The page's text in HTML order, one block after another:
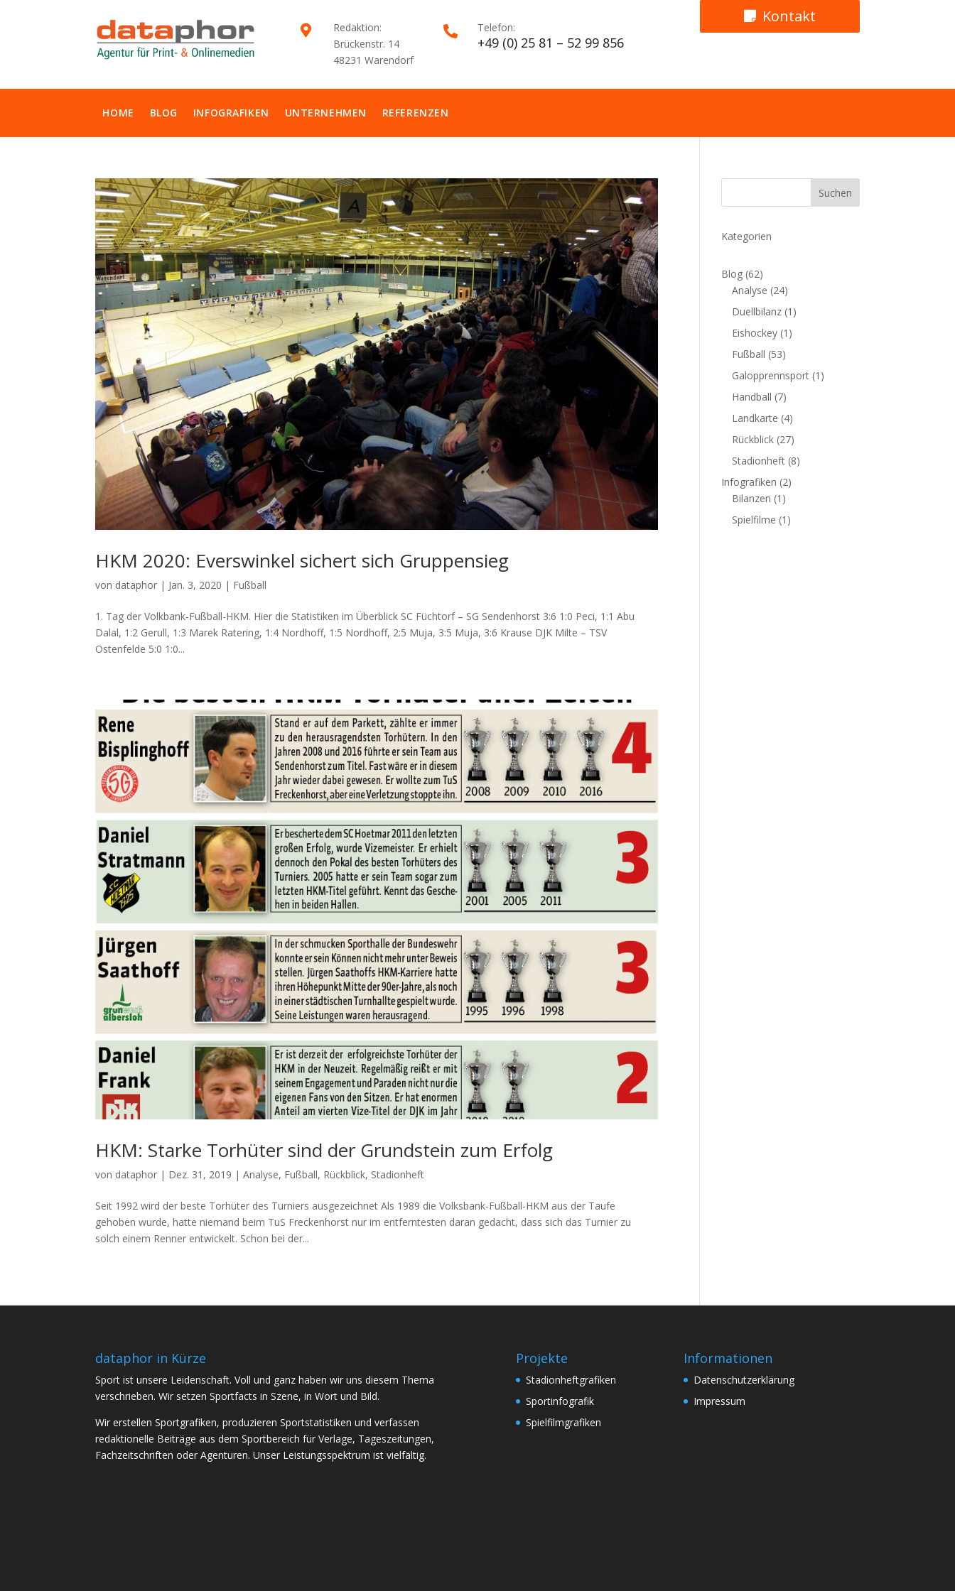

Redaktion:
Brückenstr. 14
48231 Warendorf
 Telefon:
+49 (0) 25 81 – 52 99 856
Kontakt
HOME BLOG INFOGRAFIKEN UNTERNEHMEN REFERENZEN
HKM 2020: Everswinkel sichert sich Gruppensieg
von dataphor | Jan. 3, 2020 | Fußball
1. Tag der Volkbank-Fußball-HKM. Hier die Statistiken im Überblick SC Füchtorf – SG Sendenhorst 3:6 1:0 Peci, 1:1 Abu
Dalal, 1:2 Gerull, 1:3 Marek Ratering, 1:4 Nordhoff, 1:5 Nordhoff, 2:5 Muja, 3:5 Muja, 3:6 Krause DJK Milte – TSV
Ostenfelde 5:0 1:0...
HKM: Starke Torhüter sind der Grundstein zum Erfolg
von dataphor | Dez. 31, 2019 |Analyse, Fußball, Rückblick, Stadionheft
Seit 1992 wird der beste Torhüter des Turniers ausgezeichnet Als 1989 die Volksbank-Fußball-HKM aus der Taufe
gehoben wurde, hatte niemand beim TuS Freckenhorst nur im entferntesten daran gedacht, dass sich das Turnier zu
solch einem Renner entwickelt. Schon bei der...
Suchen
Kategorien
Blog (62)
Analyse (24)
Duellbilanz (1)
Eishockey (1)
Fußball (53)
Galopprennsport (1)
Handball (7)
Landkarte (4)
Rückblick (27)
Stadionheft (8)
Infografiken (2)
Bilanzen (1)
Spielfilme (1)
dataphor in Kürze
Sport ist unsere Leidenschaft. Voll und ganz haben wir uns diesem Thema
verschrieben. Wir setzen Sportfacts in Szene, in Wort und Bild.
Wir erstellen Sportgrafiken, produzieren Sportstatistiken und verfassen
redaktionelle Beiträge aus dem Sportbereich für Verlage, Tageszeitungen,
Fachzeitschriften oder Agenturen. Unser Leistungsspektrum ist vielfältig.
Projekte
Stadionheftgrafiken
Sportinfografik
Spielfilmgrafiken
Informationen
Datenschutzerklärung
Impressum